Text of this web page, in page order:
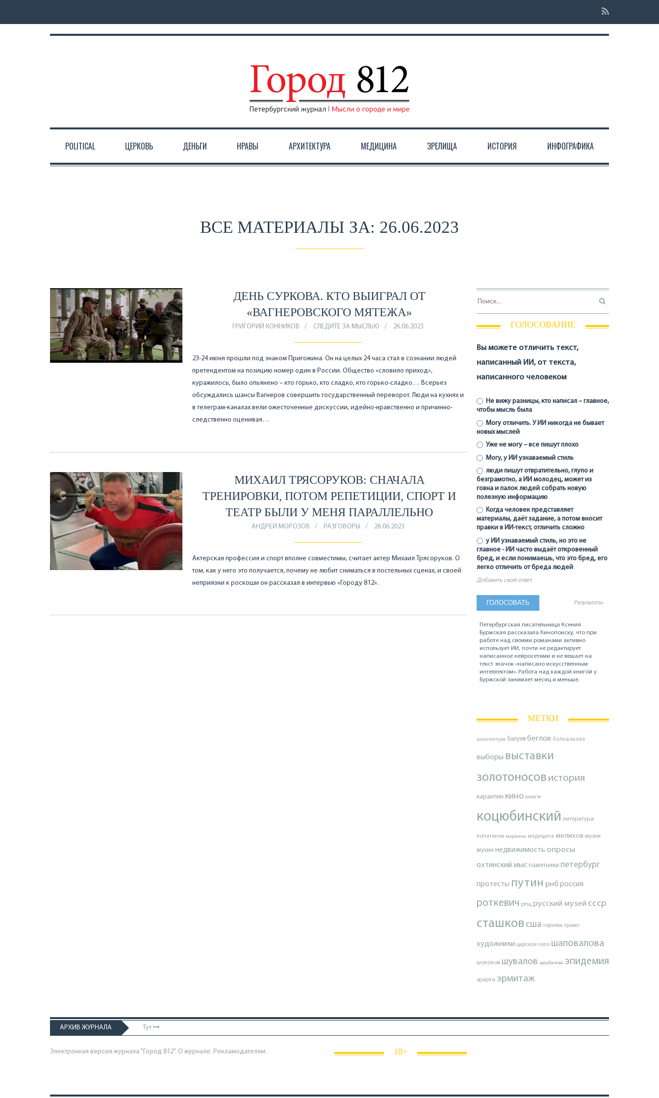
POLITICAL ЦЕРКОВЬ ДЕНЬГИ НРАВЫ АРХИТЕКТУРА МЕДИЦИНА ЗРЕЛИЩА ИСТОРИЯ ИНФОГРАФИКА
ВСЕ МАТЕРИАЛЫ ЗА: 26.06.2023
ДЕНЬ СУРКОВА. КТО ВЫИГРАЛ ОТ
«ВАГНЕРОВСКОГО МЯТЕЖА»
ГРИГОРИЙ КОННИКОВ СЛЕДИТЕ ЗА МЫСЛЬЮ 26.06.2023
23-24 июня прошли под знаком Пригожина. Он на целых 24 часа стал в сознании людей
претендентом на позицию номер один в России. Общество «словило приход»,
куражилось, было опьянено – кто горько, кто сладко, кто горько-сладко… Всерьез
обсуждались шансы Вагнеров совершить государственный переворот. Люди на кухнях и
в телеграм-каналах вели ожесточенные дискуссии, идейно-нравственно и причинно-
следственно оценивая…
МИХАИЛ ТРЯСОРУКОВ: СНАЧАЛА
ТРЕНИРОВКИ, ПОТОМ РЕПЕТИЦИИ, СПОРТ И
ТЕАТР БЫЛИ У МЕНЯ ПАРАЛЛЕЛЬНО
АНДРЕЙ МОРОЗОВ РАЗГОВОРЫ 26.06.2023
Актерская профессия и спорт вполне совместимы, считает актер Михаил Трясоруков. О
том, как у него это получается, почему не любит сниматься в постельных сценах, и своей
неприязни к роскоши он рассказал в интервью «Городу 812».
ГОЛОСОВАНИЕ
Вы можете отличить текст,
написанный ИИ, от текста,
написанного человеком
Не вижу разницы, кто написал – главное,
чтобы мысль была
Могу отличить. У ИИ никогда не бывает
новых мыслей
Уже не могу – все пишут плохо
Могу, у ИИ узнаваемый стиль
люди пишут отвратительно, глупо и
безграмотно, а ИИ молодец, может из
говна и палок людей собрать новую
полезную информацию
Когда человек представляет
материалы, даёт задание, а потом вносит
правки в ИИ-текст, отличить сложно
у ИИ узнаваемый стиль, но это не
главное - ИИ часто выдаёт откровенный
бред, и если понимаешь, что это бред, его
легко отличить от бреда людей
Добавить свой ответ
Результаты
Петербургская писательница Ксения
Буржская рассказала Кинопоиску, что при
работе над своими романами активно
использует ИИ, почти не редактирует
написанное нейросетями и не вешает на
текст значок «написано искусственным
интеллектом». Работа над каждой книгой у
Буржской занимает месяц и меньше.
МЕТКИ
архитектура балуев беглов большакова
выборы выставки
золотоносов история
карантин кино книги
коцюбинский литература
лопатенок маркина медицина мелихов музеи
мухин недвижимость опросы
охтинский мыс памятники петербург
протесты путин рнброссия
роткевич рпц русский музей ссср
сташков сша тороева трамп
художники царское село шаповалова
шолохов шувалов щербакова эпидемия
эрарта эрмитаж
АРХИВ ЖУРНАЛА Тут
Электронная версия журнала "Город 812". О журнале. Рекламодателям. 18+